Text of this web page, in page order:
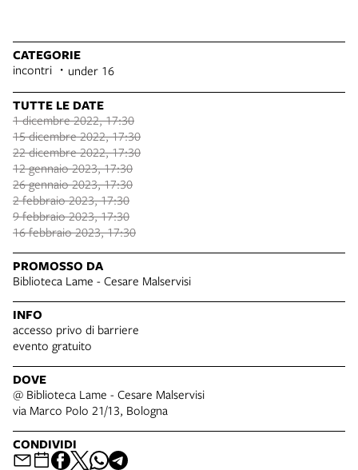
CATEGORIE
incontri under 16
TUTTE LE DATE
1 dicembre 2022, 17:30
15 dicembre 2022, 17:30
22 dicembre 2022, 17:30
12 gennaio 2023, 17:30
26 gennaio 2023, 17:30
2 febbraio 2023, 17:30
9 febbraio 2023, 17:30
16 febbraio 2023, 17:30
PROMOSSO DA
Biblioteca Lame - Cesare Malservisi
INFO
accesso privo di barriere
evento gratuito
DOVE
@ Biblioteca Lame - Cesare Malservisi
via Marco Polo 21/13, Bologna
CONDIVIDI